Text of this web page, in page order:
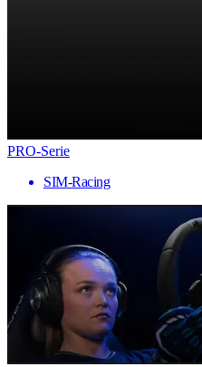
PRO-Serie
SIM-Racing